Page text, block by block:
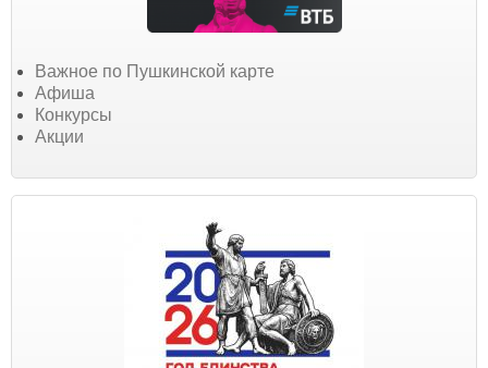
Важное по Пушкинской карте
Афиша
Конкурсы
Акции